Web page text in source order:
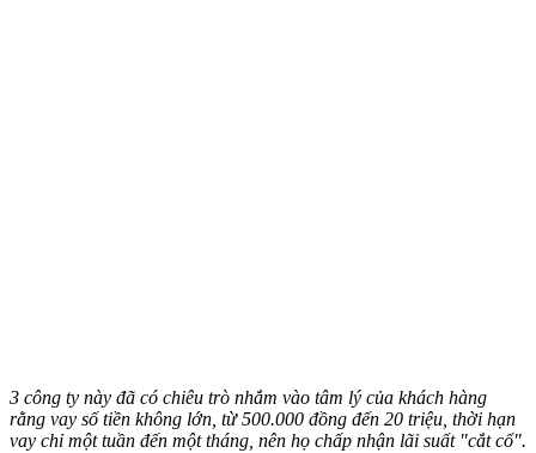
3 công ty này đã có chiêu trò nhắm vào tâm lý của khách hàng
rằng vay số tiền không lớn, từ 500.000 đồng đến 20 triệu, thời hạn
vay chỉ một tuần đến một tháng, nên họ chấp nhận lãi suất "cắt cổ".